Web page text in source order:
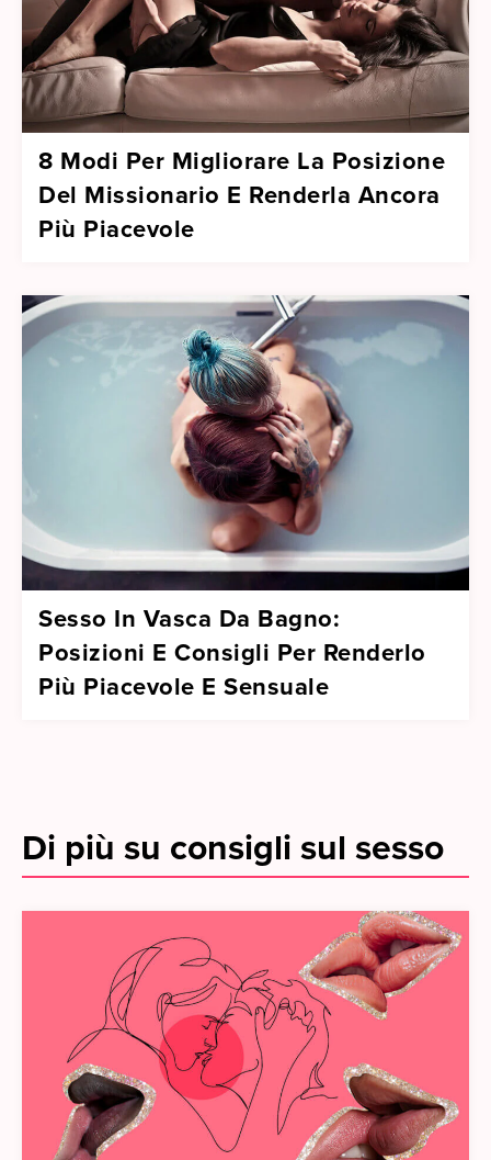
8 Modi Per Migliorare La Posizione
Del Missionario E Renderla Ancora
Più Piacevole
Sesso In Vasca Da Bagno:
Posizioni E Consigli Per Renderlo
Più Piacevole E Sensuale
Di più su consigli sul sesso